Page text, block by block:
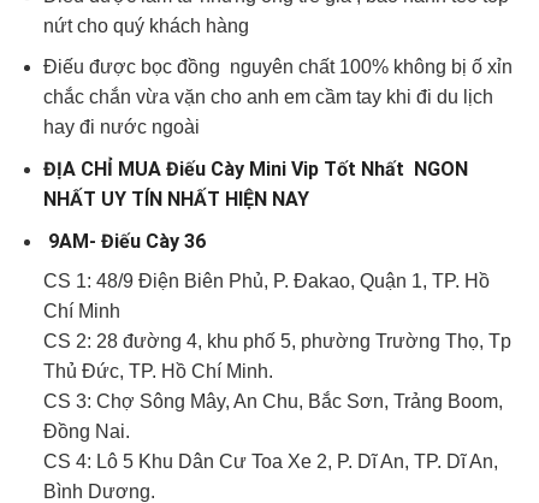
nứt cho quý khách hàng
Điếu được bọc đồng nguyên chất 100% không bị ố xỉn
chắc chắn vừa vặn cho anh em cầm tay khi đi du lịch
hay đi nước ngoài
ĐỊA CHỈ MUA Điếu Cày Mini Vip Tốt Nhất NGON
NHẤT UY TÍN NHẤT HIỆN NAY
9AM- Điếu Cày 36
CS 1: 48/9 Điện Biên Phủ, P. Đakao, Quận 1, TP. Hồ
Chí Minh
CS 2: 28 đường 4, khu phố 5, phường Trường Thọ, Tp
Thủ Đức, TP. Hồ Chí Minh.
CS 3: Chợ Sông Mây, An Chu, Bắc Sơn, Trảng Boom,
Đồng Nai.
CS 4: Lô 5 Khu Dân Cư Toa Xe 2, P. Dĩ An, TP. Dĩ An,
Bình Dương.